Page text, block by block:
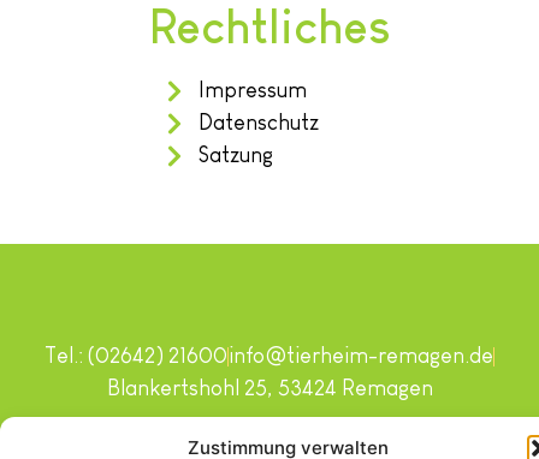
Zustimmung verwalten
Rechtliches
Impressum
Datenschutz
Satzung
Copyright © 2024. Alle Rechte vorbehalten.
Tel.: (02642) 21600info@tierheim-remagen.de
Blankertshohl 25, 53424 Remagen